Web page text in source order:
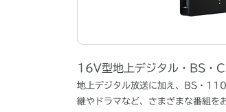
16V型地上デジタル・BS・
地上デジタル放送に加え、BS・
継やドラマなど、さまざまな番組を